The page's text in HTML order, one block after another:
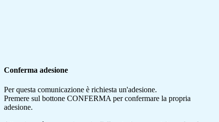
Conferma adesione
Per questa comunicazione è richiesta un'adesione.
Premere sul bottone CONFERMA per confermare la propria
adesione.